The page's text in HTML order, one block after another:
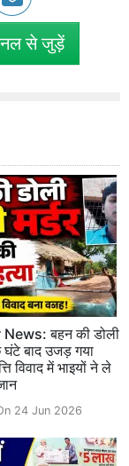
से जुड़ें
बहन की डोली
बाद उजड़ गया
विवाद में भाइयों ने ले
24 Jun 2026